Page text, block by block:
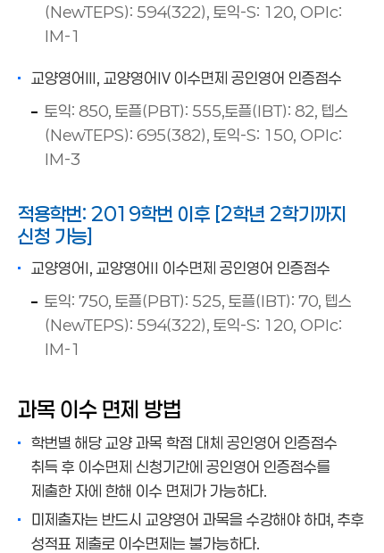
(NewTEPS): 594(322), 토익-S: 120, OPIc:
IM-1
교양영어Ⅲ, 교양영어Ⅳ 이수면제 공인영어 인증점수
토익: 850, 토플(PBT): 555,토플(IBT): 82, 텝스
(NewTEPS): 695(382), 토익-S: 150, OPIc:
IM-3
적용학번: 2019학번 이후 [2학년 2학기까지
신청 가능]
교양영어Ⅰ, 교양영어Ⅱ 이수면제 공인영어 인증점수
토익: 750, 토플(PBT): 525, 토플(IBT): 70, 텝스
(NewTEPS): 594(322), 토익-S: 120, OPIc:
IM-1
과목 이수 면제 방법
학번별 해당 교양 과목 학점 대체 공인영어 인증점수
취득 후 이수면제 신청기간에 공인영어 인증점수를
제출한 자에 한해 이수 면제가 가능하다.
미제출자는 반드시 교양영어 과목을 수강해야 하며, 추후
성적표 제출로 이수면제는 불가능하다.